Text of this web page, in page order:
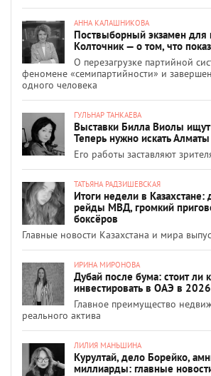
АННА КАЛАШНИКОВА
Поствыборный экзамен для
Колточник — о том, что
О перезагрузке партийной
феномене «семипартийности» и
одного человека
ГУЛЬНАР ТАНКАЕВА
Выставки Билла Виолы ищут
Теперь нужно искать Алматы
Его работы заставляют
ТАТЬЯНА РАДЗИШЕВСКАЯ
Итоги недели в
рейды МВД, громкий
боксёров
Главные новости Казахстана и мира
ИРИНА МИРОНОВА
Дубай после бума: стоит ли
инвестировать в ОАЭ в
Главное преимущество
реального актива
ЛИЛИЯ МАНЬШИНА
Курултай, дело Борейко,
миллиарды: главные